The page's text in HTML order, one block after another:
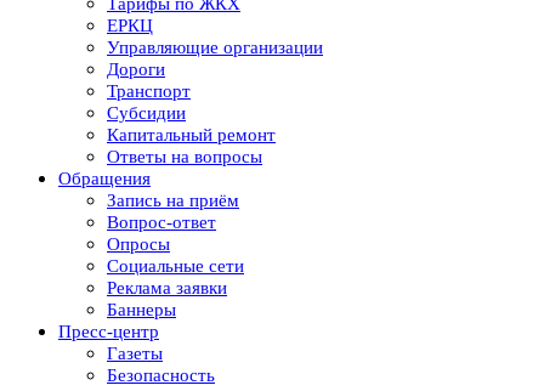
Тарифы по ЖКХ
ЕРКЦ
Управляющие организации
Дороги
Транспорт
Субсидии
Капитальный ремонт
Ответы на вопросы
Обращения
Запись на приём
Вопрос-ответ
Опросы
Социальные сети
Реклама заявки
Баннеры
Пресс-центр
Газеты
Безопасность